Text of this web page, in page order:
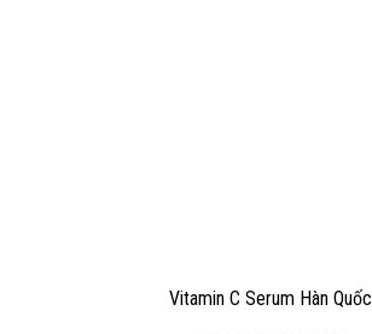
Vitamin C Serum Hàn Quốc